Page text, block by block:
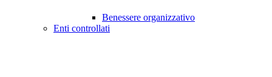
Benessere organizzativo
Enti controllati